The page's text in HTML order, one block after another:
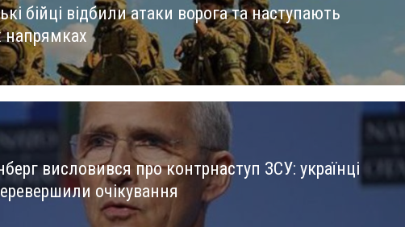
бійці відбили атаки ворога та наступають
напрямках
висловився про контрнаступ ЗСУ: українці
очікування